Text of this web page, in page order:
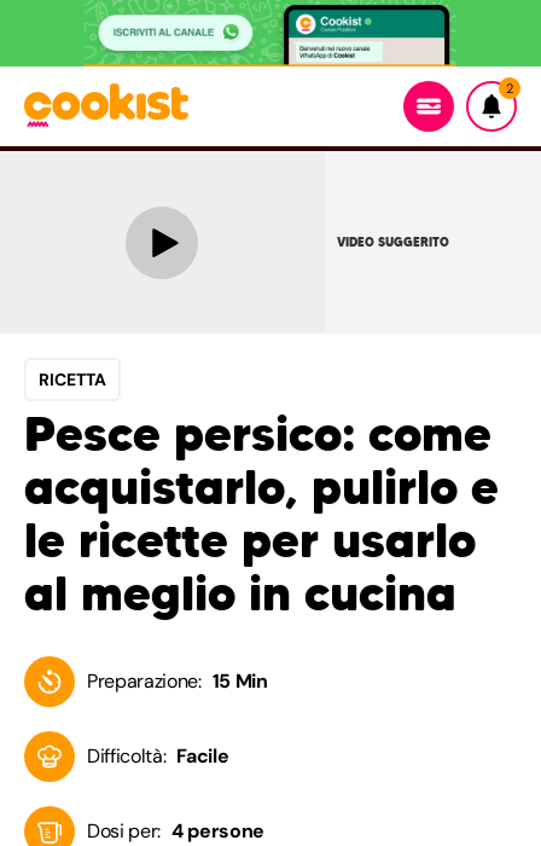
2
VIDEO SUGGERITO
RICETTA
Pesce persico: come
acquistarlo, pulirlo e
le ricette per usarlo
al meglio in cucina
Preparazione: 15 Min
Difficoltà: Facile
Dosi per: 4 persone